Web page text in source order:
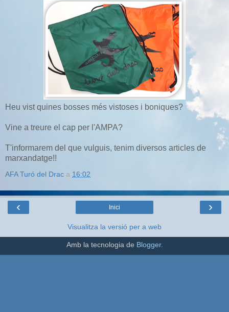
Heu vist quines bosses més vistoses i boniques?
Vine a treure el cap per l'AMPA?
T'informarem del que vulguis, tenim diversos articles de
marxandatge!!
AFA Turó del Drac a 16:02
‹ ›
Inici
Visualitza la versió per a web
Amb la tecnologia de Blogger.